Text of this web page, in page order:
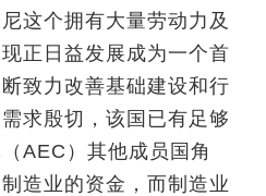
这个拥有大量劳动力及
正日益发展成为一个首
致力改善基础建设和行
求殷切，该国已有足够
AEC）其他成员国角
造业的资金，而制造业